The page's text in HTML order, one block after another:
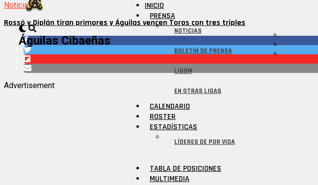
Águilas Cibaeñas
INICIO
PRENSA
NOTICIAS
BOLETÍN DE PRENSA
LIDOM
EN OTRAS LIGAS
CALENDARIO
ROSTER
ESTADÍSTICAS
LÍDERES DE POR VIDA
TABLA DE POSICIONES
MULTIMEDIA
Noticias
Rossó y Diplán tiran primores y Águilas vencen Toros con tres triples
Advertisement